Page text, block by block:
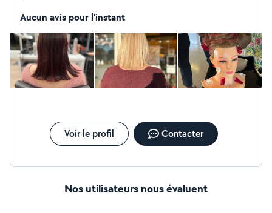
Aucun avis pour l'instant
Voir le profil Contacter
Nos utilisateurs nous évaluent